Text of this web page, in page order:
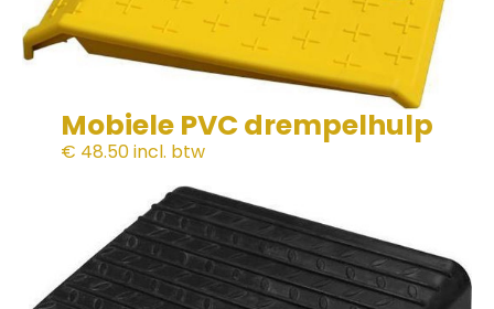
Mobiele PVC drempelhulp
€ 48.50incl. btw